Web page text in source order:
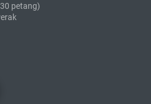
petang)